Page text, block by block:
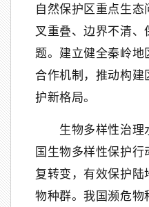
自然保护区重点生
叉重叠、边界不清
题。建立健全秦岭地
合作机制，推动构
护新格局。
生物多样性治理
国生物多样性保护
复转变，有效保护
物种群。我国濒危物